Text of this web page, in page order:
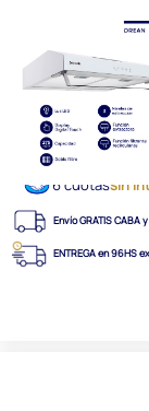
6 cuotassin
Envío GRATIS CABA
ENTREGA en 96HS